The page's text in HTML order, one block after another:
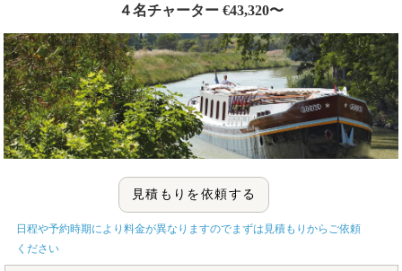
４名チャーター €43,320〜
見積もりを依頼する
日程や予約時期により料金が異なりますのでまずは見積もりからご依頼
ください